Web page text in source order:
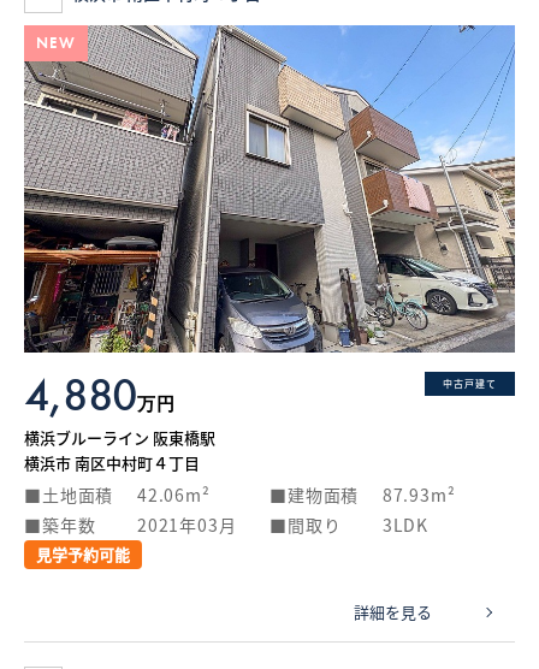
NEW
中古戸建て
4,880万円
横浜ブルーライン 阪東橋駅
横浜市 南区中村町４丁目
土地面積 42.06m² 建物面積
87.93m²
築年数
2021年03月 間取り 3LDK
見学予約可能
詳細を見る